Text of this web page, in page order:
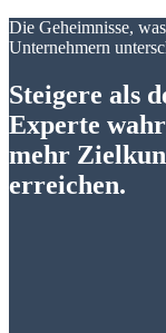
Die Geheimnisse,
Unternehmern
Steigere als
Experte
mehr
erreichen.